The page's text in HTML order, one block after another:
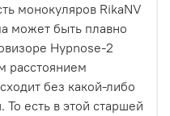
монокуляров RikaNV
может быть плавно
Hypnose-2
расстоянием
без какой-либо
есть в этой старшей